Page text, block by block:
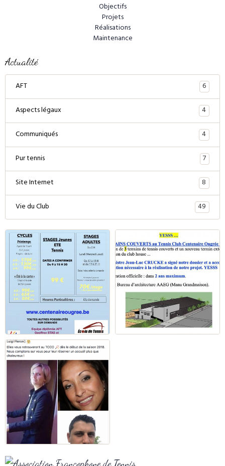
Objectifs
Projets
Réalisations
Maintenance
Actualité
AFT
6
Aspects légaux
4
Communiqués
4
Pur tennis
7
Site Internet
8
Vie du Club
49